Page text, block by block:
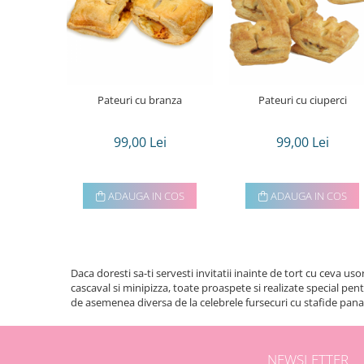
Torturi in frosting- crema pentru
Pateuri cu branza
99,00 Lei
ADAUGA IN COS
Pateuri cu ciuperci
99,00 Lei
ADAUGA IN COS
Daca doresti sa-ti servesti invitatii inainte de tort cu ceva
cascaval si minipizza, toate proaspete si realizate special
de asemenea diversa de la celebrele fursecuri cu stafide
NEWSLETTER